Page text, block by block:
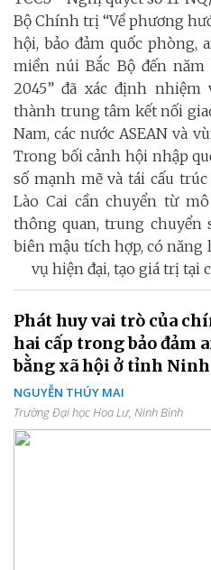
Bộ Chính trị “Về phương
hội, bảo đảm quốc
miền núi Bắc Bộ đến
2045” đã xác định
thành trung tâm kết nối
Nam, các nước ASEAN và
Trong bối cảnh hội nhập
số mạnh mẽ và tái cấu
Lào Cai cần chuyển từ
thông quan, trung
biên mậu tích hợp, có năng
vụ hiện đại, tạo giá trị tại
Phát huy vai trò của
hai cấp trong bảo đảm
bằng xã hội ở tỉnh
NGUYỄN THÚY MAI
Trường Đại học Hoa Lư, Ninh Bình